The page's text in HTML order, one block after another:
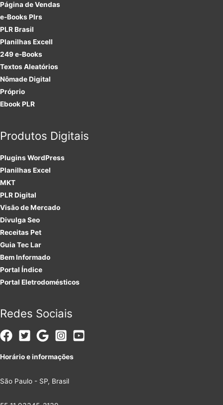
Página de Vendas
e-Books Plrs
PLR Brasil
Planilhas Excell
249 e-Books
Textos Aleatórios
Nômade Digital
Próprio
Ebook PLR
Produtos Digitais
PluginsWordPress
Planilhas Excel
MKT
PLRDigital
Visão de Mercado
Divulga Seo
Receitas Pet
Guia Tec Lar
Bem Informado
Portal Índice
Portal Eletrodomésticos
Redes Sociais
Horário e informações
São Paulo - SP, Brasil